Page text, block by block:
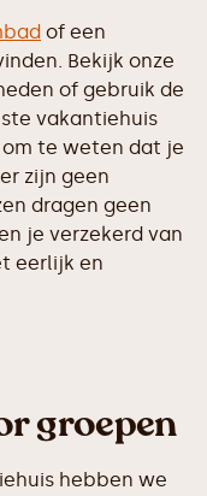
of een
Bekijk onze
of gebruik de
vakantiehuis
te weten dat je
zijn geen
dragen geen
je verzekerd van
eerlijk en
groepen
hebben we